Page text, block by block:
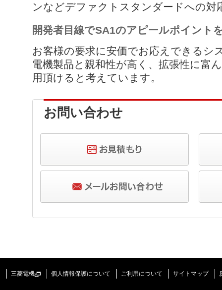
ンなどデファクトスタンダードへの対
開発者目線でSA1のアピールポイント
お客様の要求に安価でお応えできるシ
電機製品と親和性が高く、拡張性に富
用頂けると考えています。
お問い合わせ
三菱電機 個人情報保護について ご利用について サイトマップ